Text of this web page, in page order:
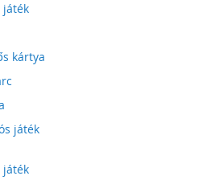
játék
kártya
játék
játék